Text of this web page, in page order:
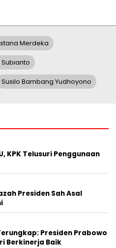
Merdeka
Susilo Bambang Yudhoyono
KPK Telusuri Penggunaan
Presiden Sah Asal
Presiden Prabowo
Berkinerja Baik